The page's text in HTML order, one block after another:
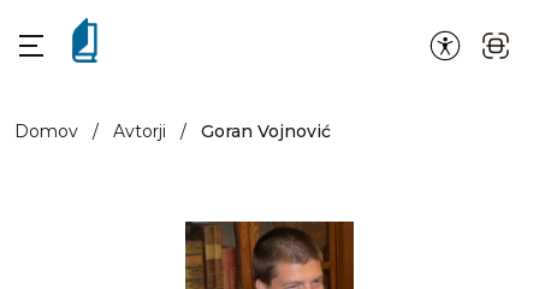
Domov / Avtorji / Goran Vojnović